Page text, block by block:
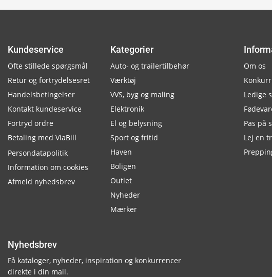
Kundeservice
Ofte stillede spørgsmål
Retur og fortrydelsesret
Handelsbetingelser
Kontakt kundeservice
Fortryd ordre
Betaling med ViaBill
Persondatapolitik
Information om cookies
Afmeld nyhedsbrev
Kategorier
Auto- og trailertilbehør
Værktøj
VVS, byg og maling
Elektronik
El og belysning
Sport og fritid
Haven
Boligen
Outlet
Nyheder
Mærker
Om os
Ledige
Pas på
Lej en
Nyhedsbrev
Få kataloger, nyheder, inspiration og konkurrencer
direkte i din mail.